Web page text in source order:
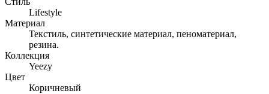
Lifestyle
Материал
Текстиль, синтетические материал, пеноматериал,
резина.
Коллекция
Yeezy
Цвет
Коричневый